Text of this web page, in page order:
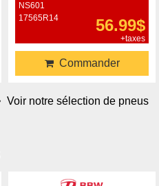
NS601
17565R14
56.99$
+taxes
Commander
Voir notre sélection de pneus